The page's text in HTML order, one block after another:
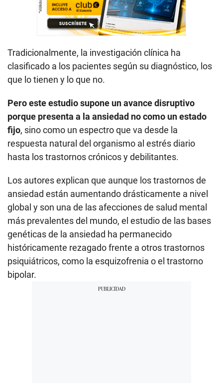
Tradicionalmente, la investigación clínica ha
clasificado a los pacientes según su diagnóstico, los
que lo tienen y lo que no.
Pero este estudio supone un avance disruptivo
porque presenta a la ansiedad no como un estado
fijo, sino como un espectro que va desde la
respuesta natural del organismo al estrés diario
hasta los trastornos crónicos y debilitantes.
Los autores explican que aunque los trastornos de
ansiedad están aumentando drásticamente a nivel
global y son una de las afecciones de salud mental
más prevalentes del mundo, el estudio de las bases
genéticas de la ansiedad ha permanecido
históricamente rezagado frente a otros trastornos
psiquiátricos, como la esquizofrenia o el trastorno
bipolar.